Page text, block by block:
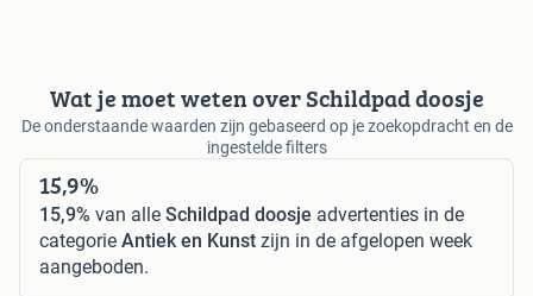
Wat je moet weten over Schildpad doosje
De onderstaande waarden zijn gebaseerd op je zoekopdracht en de
ingestelde filters
15,9%
15,9% van alle Schildpad doosje advertenties in de
categorie Antiek en Kunst zijn in de afgelopen week
aangeboden.